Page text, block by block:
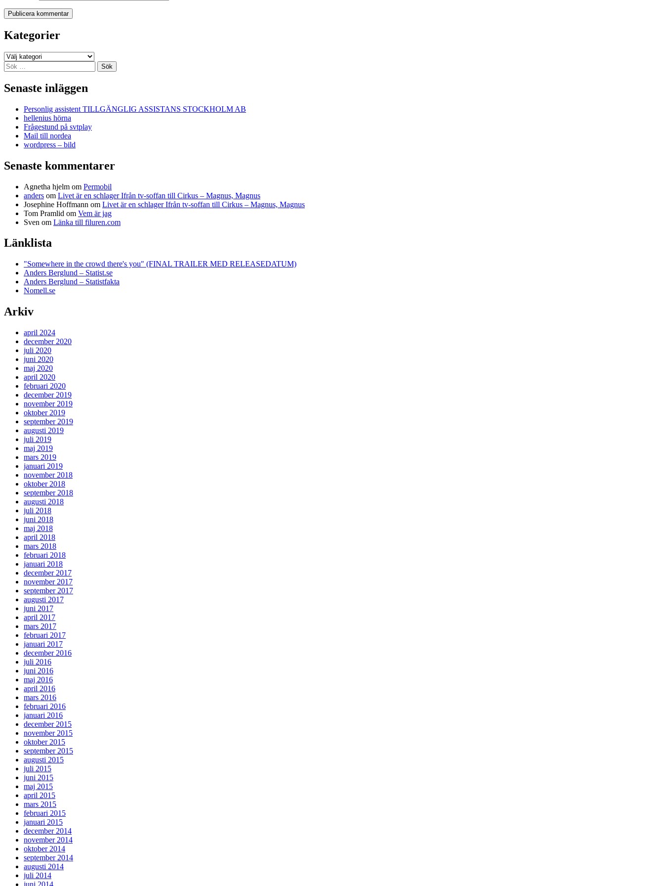
Kategorier
Kategorier
Sök
efter:
Senaste inläggen
Personlig assistent TILLGÄNGLIG ASSISTANS STOCKHOLM AB
hellenius hörna
Frågestund på svtplay
Mail till nordea
wordpress – bild
Senaste kommentarer
Agnetha hjelm om Permobil
anders om Livet är en schlager Ifrån tv-soffan till Cirkus – Magnus, Magnus
Josephine Hoffmann om Livet är en schlager Ifrån tv-soffan till Cirkus – Magnus, Magnus
Tom Pramlid om Vem är jag
Sven om Länka till filuren.com
Länklista
"Somewhere in the crowd there's you" (FINAL TRAILER MED RELEASEDATUM)
Anders Berglund – Statist.se
Anders Berglund – Statistfakta
Nomell.se
Arkiv
april 2024
december 2020
juli 2020
juni 2020
maj 2020
april 2020
februari 2020
december 2019
november 2019
oktober 2019
september 2019
augusti 2019
juli 2019
maj 2019
mars 2019
januari 2019
november 2018
oktober 2018
september 2018
augusti 2018
juli 2018
juni 2018
maj 2018
april 2018
mars 2018
februari 2018
januari 2018
december 2017
november 2017
september 2017
augusti 2017
juni 2017
april 2017
mars 2017
februari 2017
januari 2017
december 2016
juli 2016
juni 2016
maj 2016
april 2016
mars 2016
februari 2016
januari 2016
december 2015
november 2015
oktober 2015
september 2015
augusti 2015
juli 2015
juni 2015
maj 2015
april 2015
mars 2015
februari 2015
januari 2015
december 2014
november 2014
oktober 2014
september 2014
augusti 2014
juli 2014